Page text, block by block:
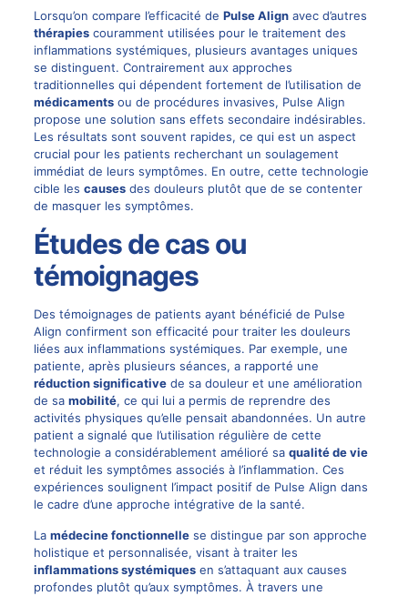
Lorsqu’on compare l’efficacité de Pulse Alignavec d’autres
thérapiescouramment utilisées pour le traitement des
inflammations systémiques, plusieurs avantages uniques
se distinguent. Contrairement aux approches
traditionnelles qui dépendent fortement de l’utilisation de
médicamentsou de procédures invasives, Pulse Align
propose une solution sans effets secondaire indésirables.
Les résultats sont souvent rapides, ce qui est un aspect
crucial pour les patients recherchant un soulagement
immédiat de leurs symptômes. En outre, cette technologie
cible les causesdes douleurs plutôt que de se contenter
de masquer les symptômes.
Études de cas ou
témoignages
Des témoignages de patients ayant bénéficié de Pulse
Align confirment son efficacité pour traiter les douleurs
liées aux inflammations systémiques. Par exemple, une
patiente, après plusieurs séances, a rapporté une
réduction significativede sa douleur et une amélioration
de sa mobilité, ce qui lui a permis de reprendre des
activités physiques qu’elle pensait abandonnées. Un autre
patient a signalé que l’utilisation régulière de cette
technologie a considérablement amélioré sa qualité de vie
et réduit les symptômes associés à l’inflammation. Ces
expériences soulignent l’impact positif de Pulse Align dans
le cadre d’une approche intégrative de la santé.
La médecine fonctionnellese distingue par son approche
holistique et personnalisée, visant à traiter les
inflammations systémiquesen s’attaquant aux causes
profondes plutôt qu’aux symptômes. À travers une